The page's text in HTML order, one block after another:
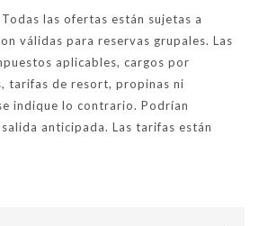
(Mini hamburguesas gourmet)
camarones
las ofertas están sujetas a
válidas para reservas grupales. Las
aplicables, cargos por
tarifas de resort, propinas ni
indique lo contrario. Podrían
anticipada. Las tarifas están